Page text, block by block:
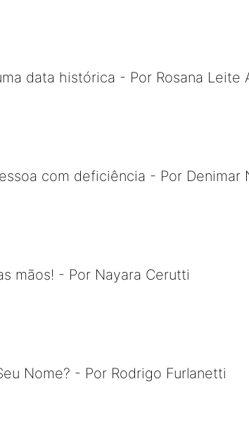
data histórica - Por Rosana Leite
com deficiência - Por Denimar
mãos! - Por Nayara Cerutti
Nome? - Por Rodrigo Furlanetti